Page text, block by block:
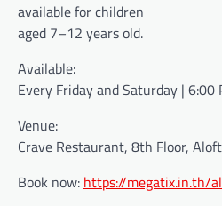
available for children
aged 7–12 years old.
Available:
Every Friday and Saturday | 6:00
Venue:
Crave Restaurant, 8th Floor,
Book now: https://megatix.in.th/